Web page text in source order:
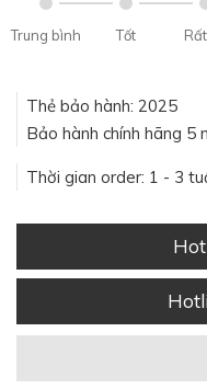
Trung bình Tốt
Thẻ bảo hành: 2025
Bảo hành chính hãng 5
Thời gian order: 1 - 3